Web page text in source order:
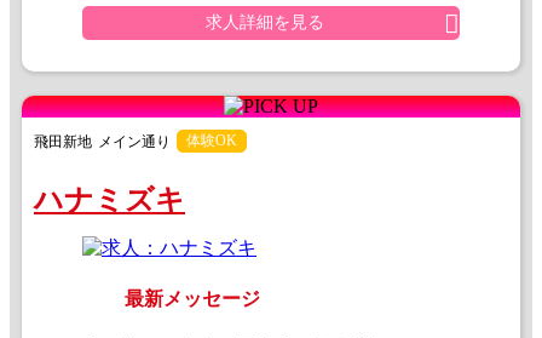
求人詳細を見る
飛田新地 メイン通り 体験OK
ハナミズキ
最新メッセージ